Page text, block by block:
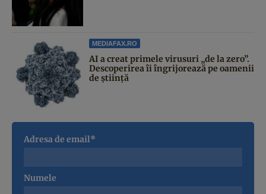
MEDIAFAX.RO
AI a creat primele virusuri „de la zero”.
Descoperirea îi îngrijorează pe oamenii
de știință
Adresa de email*
Numele